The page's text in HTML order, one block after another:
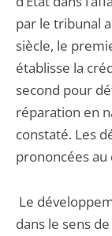
par le tribunal
siècle, le
établisse la
second pour
réparation en
constaté. Les
prononcées au
Le
dans le sens